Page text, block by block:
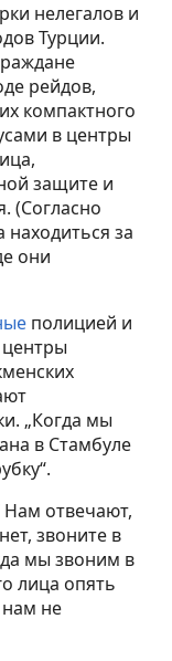
нелегалов и
Турции.
рейдов,
компактного
в центры
защите и
(Согласно
за
они
полицией и
„Когда мы
в Стамбуле
Нам отвечают,
звоните в
мы звоним в
лица опять
не